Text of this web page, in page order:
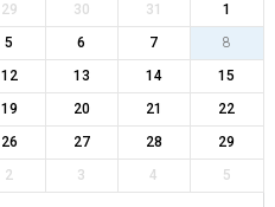
29 30 31
1
5 6 7
8
12 13 14
15
19 20 21
22
26 27 28
29
2 3 4 5